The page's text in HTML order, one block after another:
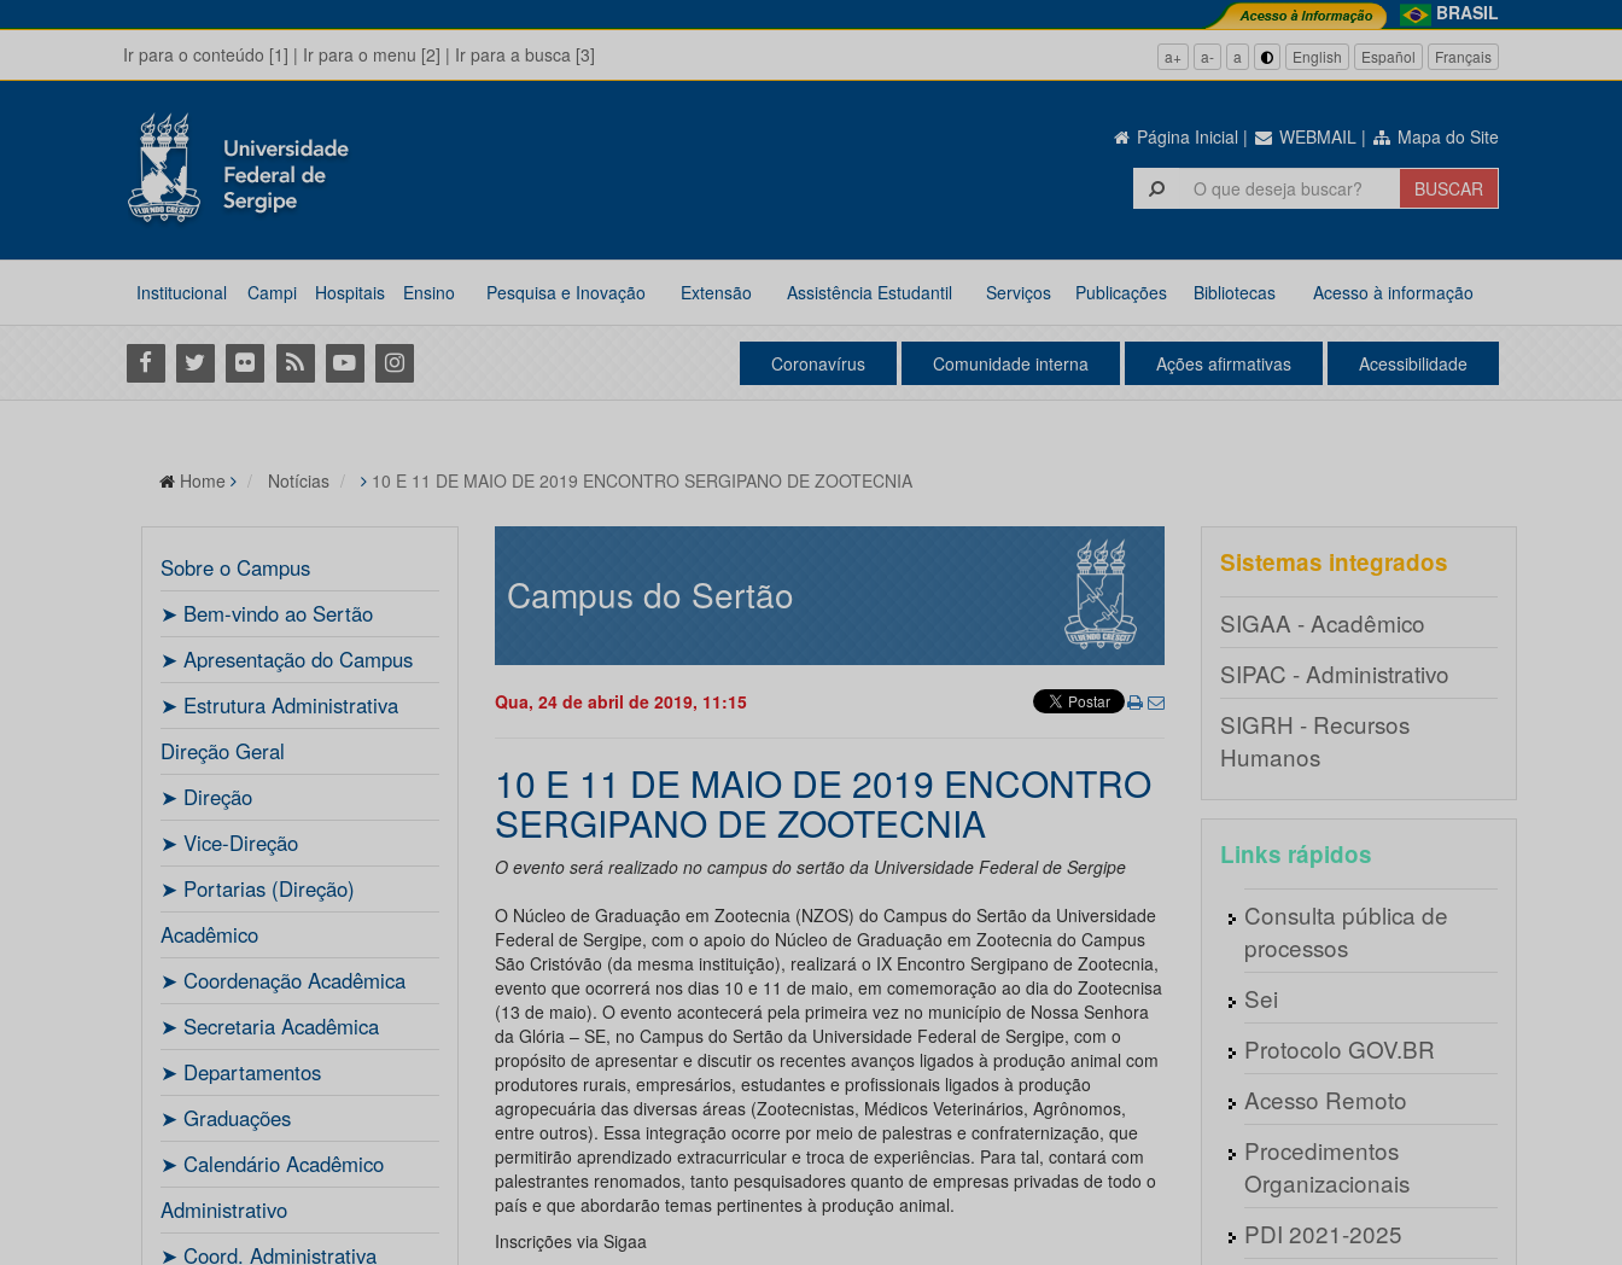
BRASIL
Ir para o conteúdo [1] | Ir para o menu [2] | Ir para a busca [3] a+ a- a English Español Français
Página Inicial | WEBMAIL | Mapa do Site
Institucional Campi Hospitais Ensino Pesquisa e Inovação Extensão Assistência Estudantil Serviços Publicações Bibliotecas Acesso à informação
Facebook
Twitter Flickr RSS YoutubeInstagram Coronavírus Comunidade interna Ações afirmativas Acessibilidade
Home Notícias 10 E 11 DE MAIO DE 2019 ENCONTRO SERGIPANO DE ZOOTECNIA
Sobre o Campus
ㅤ➤ Bem-vindo ao Sertão
ㅤ➤ Apresentação do Campus
ㅤ➤ Estrutura Administrativa
Direção Geral
ㅤ➤ Direção
ㅤ➤ Vice-Direção
ㅤ➤ Portarias (Direção)
Acadêmico
ㅤ➤ Coordenação Acadêmica
ㅤㅤ➤ Secretaria Acadêmica
ㅤ➤ Departamentos
ㅤ➤ Graduações
ㅤ➤ Calendário Acadêmico
Administrativo
ㅤ➤ Coord. Administrativa
Campus do Sertão
Qua, 24 de abril de 2019, 11:15
10 E 11 DE MAIO DE 2019 ENCONTRO
SERGIPANO DE ZOOTECNIA
O evento será realizado no campus do sertão da Universidade Federal de Sergipe
O Núcleo de Graduação em Zootecnia (NZOS) do Campus do Sertão da Universidade
Federal de Sergipe, com o apoio do Núcleo de Graduação em Zootecnia do Campus
São Cristóvão (da mesma instituição), realizará o IX Encontro Sergipano de Zootecnia,
evento que ocorrerá nos dias 10 e 11 de maio, em comemoração ao dia do Zootecnisa
(13 de maio). O evento acontecerá pela primeira vez no município de Nossa Senhora
da Glória – SE, no Campus do Sertão da Universidade Federal de Sergipe, com o
propósito de apresentar e discutir os recentes avanços ligados à produção animal com
produtores rurais, empresários, estudantes e profissionais ligados à produção
agropecuária das diversas áreas (Zootecnistas, Médicos Veterinários, Agrônomos,
entre outros). Essa integração ocorre por meio de palestras e confraternização, que
permitirão aprendizado extracurricular e troca de experiências. Para tal, contará com
palestrantes renomados, tanto pesquisadores quanto de empresas privadas de todo o
país e que abordarão temas pertinentes à produção animal.
Inscrições via Sigaa
Sistemas integrados
SIGAA - Acadêmico
SIPAC - Administrativo
SIGRH - Recursos
Humanos
Links rápidos
Consulta pública de
processos
Sei
Protocolo GOV.BR
Acesso Remoto
Procedimentos
Organizacionais
PDI 2021-2025